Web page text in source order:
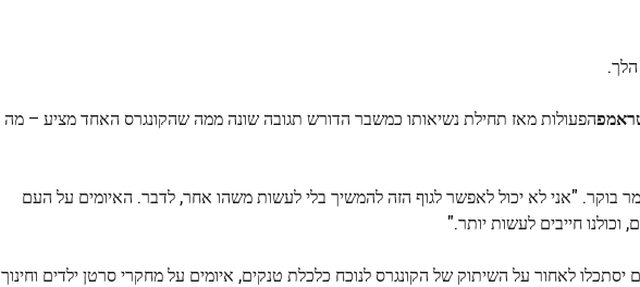
הפעולות מאז תחילת נשיאותו כמשבר הדורש תגובה שונה ממה שהקונגרס האחד מציע – מה
בוקר. "אני לא יכול לאפשר לגוף הזה להמשיך בלי לעשות משהו אחר, לדבר. האיומים על העם
חייבים לעשות יותר."
יסתכלו לאחור על השיתוק של הקונגרס לנוכח כלכלת טנקים, איומים על מחקרי סרטן ילדים וחינוך